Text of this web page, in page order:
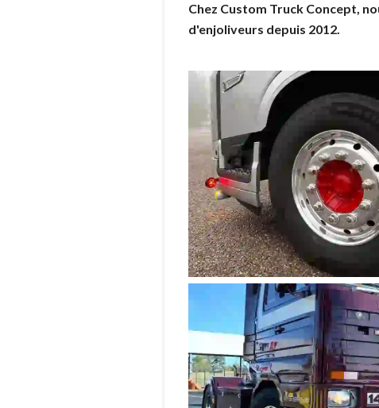
Chez Custom Truck Concept,
d'enjoliveurs depuis 2012.